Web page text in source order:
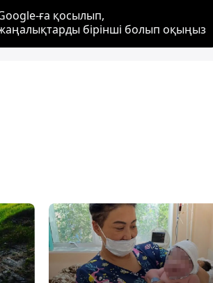
ға қосылып,
бірінші болып оқыңыз